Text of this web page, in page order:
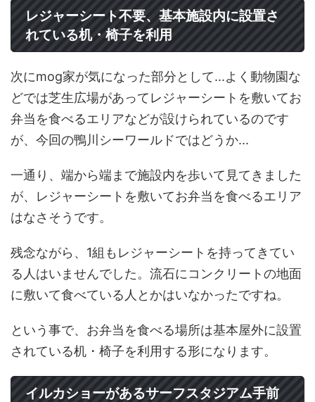
レジャーシート不要、基本施設内に設置さ
れている机・椅子を利用
次にmog家が気になった部分として...よく動物園な
どでは芝生広場があってレジャーシートを敷いてお
弁当を食べるエリアなどが設けられているのです
が、今回の鴨川シーワールドではどうか...
一通り、端から端まで施設内を歩いて見てきました
が、レジャーシートを敷いてお弁当を食べるエリア
はなさそうです。
残念ながら、1組もレジャーシートを持ってきてい
る人はいませんでした。流石にコンクリートの地面
に敷いて食べている人とかはいなかったですね。
という事で、お弁当を食べる場所は基本屋外に設置
されている机・椅子を利用する形になります。
イルカショーがあるサーフスタジアム手前